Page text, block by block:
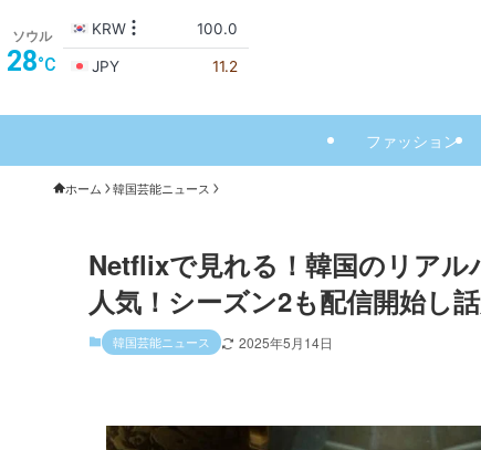
ファッション
ソウル
28°C
ホーム 韓国芸能ニュース
Netflixで見れる！韓国のリアル
人気！シーズン2も配信開始し
韓国芸能ニュース 2025年5月14日